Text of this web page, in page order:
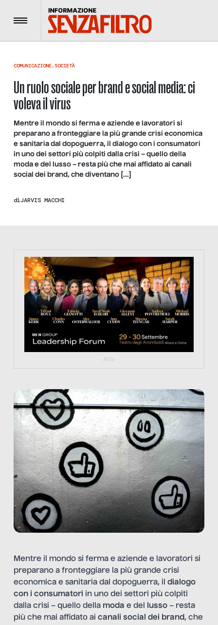
Menu
COMUNICAZIONE, SOCIETÀ
Un ruolo sociale per brand e social media: ci
voleva il virus
Mentre il mondo si ferma e aziende e lavoratori si
preparano a fronteggiare la più grande crisi economica
e sanitaria dal dopoguerra, il dialogo con i consumatori
in uno dei settori più colpiti dalla crisi – quello della
moda e del lusso – resta più che mai affidato ai canali
social dei brand, che diventano […]
diJARVIS MACCHI
https://tinyurl.com/363fvfm9
Adv
Mentre il mondo si ferma e aziende e lavoratori si
preparano a fronteggiare la più grande crisi
economica e sanitaria dal dopoguerra, il dialogo
con i consumatori in uno dei settori più colpiti
dalla crisi – quello della moda e del lusso – resta
più che mai affidato ai canali social dei brand, che